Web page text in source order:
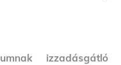
izzadásgátló